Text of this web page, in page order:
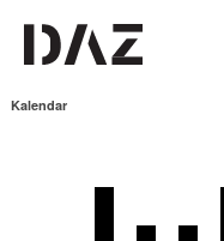
Kalendar